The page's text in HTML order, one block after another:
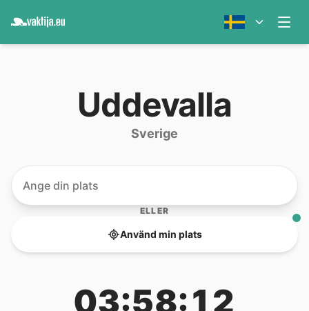
Uddevalla
Sverige
ELLER
Använd min plats
03:58:12